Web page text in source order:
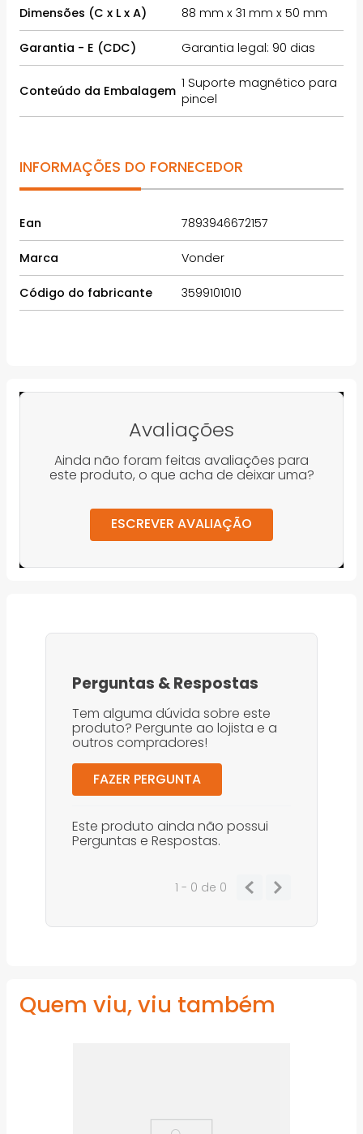
Dimensões (C x L x A) 88 mm x 31 mm x 50 mm
Garantia - E (CDC) Garantia legal: 90 dias
Conteúdo da Embalagem 1 Suporte magnético para
pincel
INFORMAÇÕES DO FORNECEDOR
Ean 7893946672157
Marca Vonder
Código do fabricante 3599101010
Avaliações
Ainda não foram feitas avaliações para
este produto, o que acha de deixar uma?
ESCREVER AVALIAÇÃO
Perguntas &Respostas
Tem alguma dúvida sobre este
produto? Pergunte ao lojista e a
outros compradores!
FAZER PERGUNTA
Este produto ainda não possui
Perguntas e Respostas.
1 - 0 de 0
Quem viu, viu também